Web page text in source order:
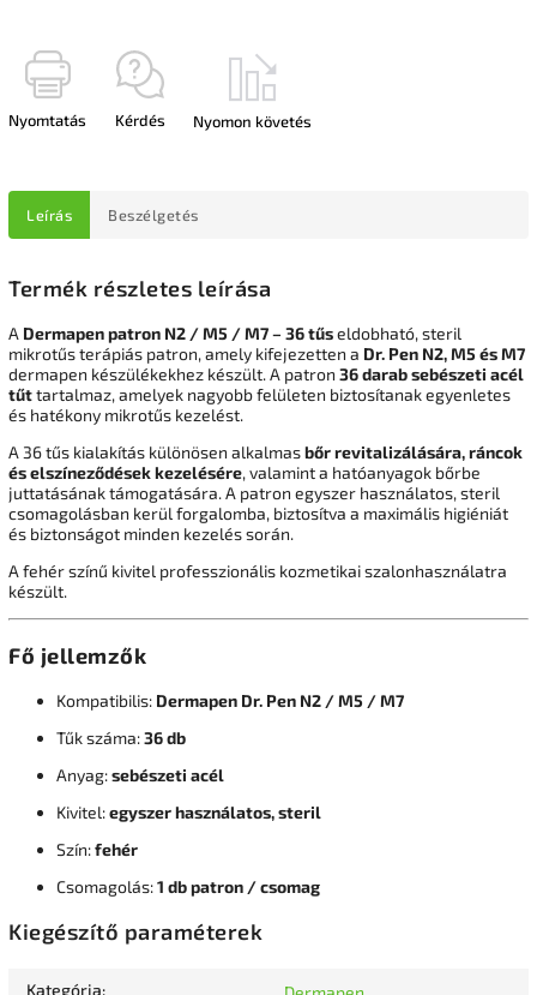
Nyomtatás Kérdés Nyomon követés
Leírás Beszélgetés
Termék részletes leírása
A Dermapen patron N2 / M5 / M7 – 36 tűseldobható, steril
mikrotűs terápiás patron, amely kifejezetten a Dr. Pen N2, M5 és M7
dermapen készülékekhez készült. A patron 36 darab sebészeti acél
tűttartalmaz, amelyek nagyobb felületen biztosítanak egyenletes
és hatékony mikrotűs kezelést.
A 36 tűs kialakítás különösen alkalmasbőr revitalizálására, ráncok
és elszíneződések kezelésére, valamint a hatóanyagok bőrbe
juttatásának támogatására. A patron egyszer használatos, steril
csomagolásban kerül forgalomba, biztosítva a maximális higiéniát
és biztonságot minden kezelés során.
A fehér színű kivitel professzionális kozmetikai szalonhasználatra
készült.
Fő jellemzők
Kompatibilis: Dermapen Dr. Pen N2 / M5 / M7
Tűk száma:36 db
Anyag:sebészeti acél
Kivitel:egyszer használatos, steril
Szín:fehér
Csomagolás:1 db patron / csomag
Kiegészítő paraméterek
Kategória: